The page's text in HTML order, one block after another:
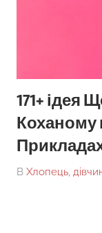
171+ ідея
Коханому
On
By
В Хлопець,